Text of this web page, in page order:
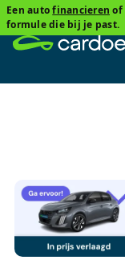
Een autofinancieren of
formule die bij je past.